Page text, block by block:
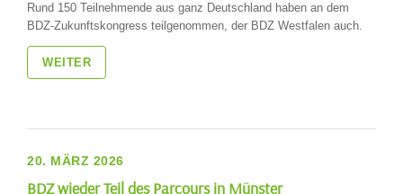
Rund 150 Teilnehmende aus ganz Deutschland haben an dem
BDZ-Zukunftskongress teilgenommen, der BDZ Westfalen auch.
WEITER
20. MÄRZ 2026
BDZ wieder Teil des Parcours in Münster